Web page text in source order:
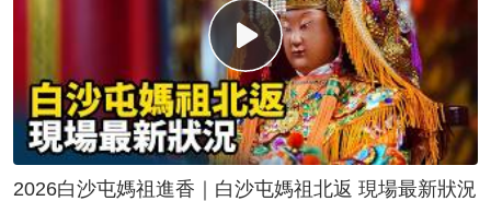
2026白沙屯媽祖進香｜白沙屯媽祖北返 現場最新狀況